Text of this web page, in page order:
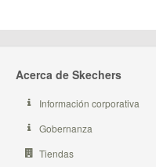
Acerca de Skechers
Información corporativa
Gobernanza
Tiendas